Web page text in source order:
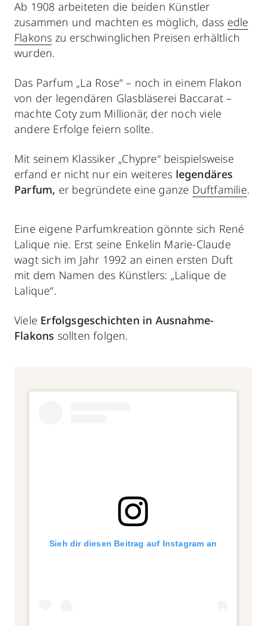
Ab 1908 arbeiteten die beiden Künstler
zusammen und machten es möglich, dass edle
Flakons zu erschwinglichen Preisen erhältlich
wurden.
Das Parfum „La Rose“ – noch in einem Flakon
von der legendären Glasbläserei Baccarat –
machte Coty zum Millionär, der noch viele
andere Erfolge feiern sollte.
Mit seinem Klassiker „Chypre“ beispielsweise
erfand er nicht nur ein weiteres legendäres
Parfum, er begründete eine ganze Duftfamilie.
Eine eigene Parfumkreation gönnte sich René
Lalique nie. Erst seine Enkelin Marie-Claude
wagt sich im Jahr 1992 an einen ersten Duft
mit dem Namen des Künstlers: „Lalique de
Lalique“.
Viele Erfolgsgeschichten in Ausnahme-
Flakons sollten folgen.
Sieh dir diesen Beitrag auf Instagram an